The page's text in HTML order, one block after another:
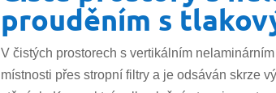
prouděním s
V čistých prostorech s vertikálním
místnosti přes stropní filtry a je odsáván skrze